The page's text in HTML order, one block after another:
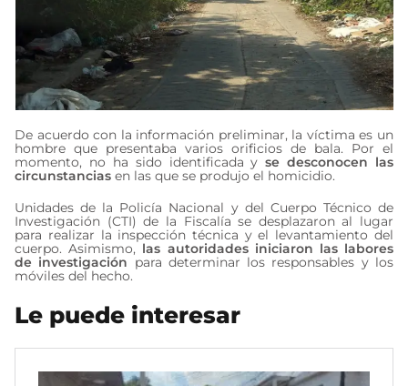
De acuerdo con la información preliminar, la víctima es un
hombre que presentaba varios orificios de bala. Por el
momento, no ha sido identificada yse desconocen las
circunstancias en las que se produjo el homicidio.
Unidades de la Policía Nacional y del Cuerpo Técnico de
Investigación (CTI) de la Fiscalía se desplazaron al lugar
para realizar la inspección técnica y el levantamiento del
cuerpo. Asimismo, las autoridades iniciaron las labores
de investigación para determinar los responsables y los
móviles del hecho.
Le puede interesar